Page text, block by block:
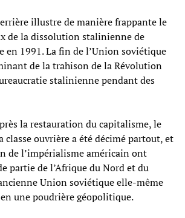
illustre de manière frappante le
de la dissolution stalinienne de
en 1991. La fin de l’Union soviétique
de la trahison de la Révolution
stalinienne pendant des
la restauration du capitalisme, le
classe ouvrière a été décimé partout, et
de l’impérialisme américain ont
partie de l’Afrique du Nord et du
Union soviétique elle-même
une poudrière géopolitique.